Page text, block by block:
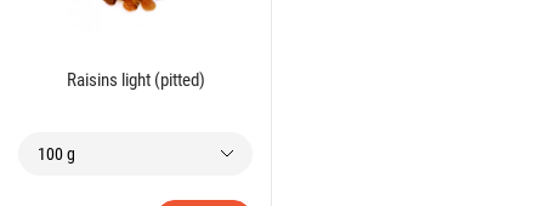
Raisins light (pitted)
100 g